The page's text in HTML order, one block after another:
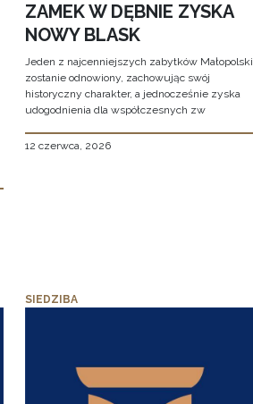
ZAMEK W DĘBNIE ZYSKA
NOWY BLASK
Jeden z najcenniejszych zabytków Małopolski
zostanie odnowiony, zachowując swój
historyczny charakter, a jednocześnie zyska
udogodnienia dla współczesnych zw
12 czerwca, 2026
SIEDZIBA